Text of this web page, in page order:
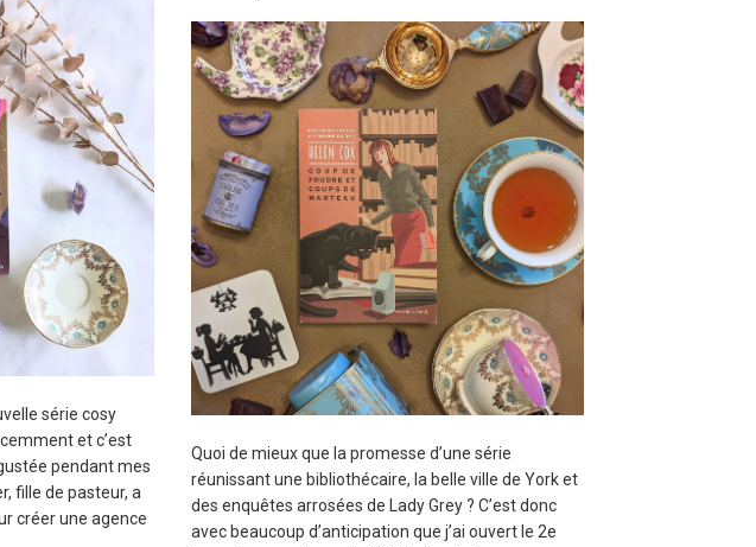
série cosy
et c’est
pendant mes
fille de pasteur, a
créer une agence
Quoi de mieux que la promesse d’une série
réunissant une bibliothécaire, la belle ville de York et
des enquêtes arrosées de Lady Grey ? C’est donc
avec beaucoup d’anticipation que j’ai ouvert le 2e